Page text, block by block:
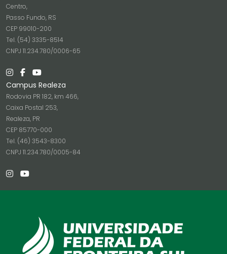
Centro,
Passo Fundo, RS
CEP 99010-200
Tel. (54) 3335-8514
CNPJ 11.234.780/0006-65
Campus Realeza
Rodovia PR 182, km 466,
Caixa Postal 253,
Realeza, PR
CEP 85770-000
Tel. (46) 3543-8300
CNPJ 11.234.780/0005-84